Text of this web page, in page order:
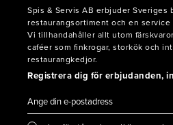
Spis & Servis AB erbjuder Sveriges
restaurangsortiment och en
Vi tillhandahåller allt utom
caféer som finkrogar, storkök och
restaurangkedjor.
Registrera dig för erbjudanden,